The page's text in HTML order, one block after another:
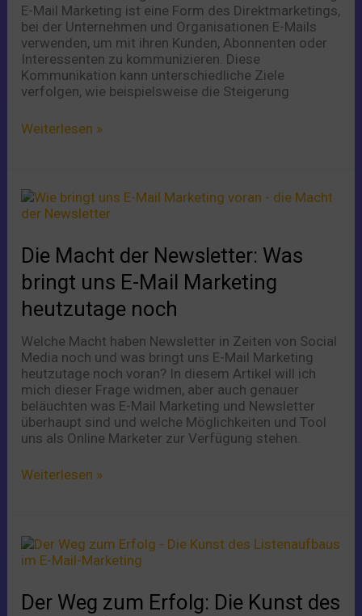
E-Mail Marketing ist eine Form des Direktmarketings,
bei der Unternehmen und Organisationen E-Mails
verwenden, um mit ihren Kunden, Abonnenten oder
Interessenten zu kommunizieren. Diese
Kommunikation kann unterschiedliche Ziele
verfolgen, wie beispielsweise die Steigerung
Weiterlesen »
Die Macht der Newsletter: Was
bringt uns E-Mail Marketing
heutzutage noch
Welche Macht haben Newsletter in Zeiten von Social
Media noch und was bringt uns E-Mail Marketing
heutzutage noch voran? In diesem Artikel will ich
mich dieser Frage widmen, aber auch genauer
beläuchten was E-Mail Marketing und Newsletter
überhaupt sind und welche Möglichkeiten und Tool
uns als Online Marketer zur Verfügung stehen.
Die
Macht
Newsletter:
Was
bringt
uns
E-
Marketing
heutzutage
noch
Weiterlesen »
Der Weg zum Erfolg: Die Kunst des
Der
Weg
Erfolg:
Die